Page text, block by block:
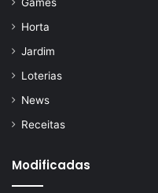
Horta
Jardim
Loterias
News
Receitas
Modificadas